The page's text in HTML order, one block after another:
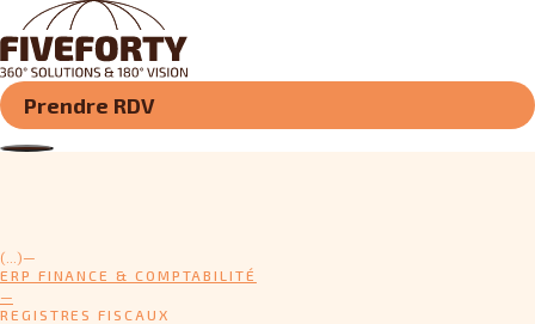
Prendre RDV
(...)
ERP FINANCE & COMPTABILITÉ
REGISTRES FISCAUX